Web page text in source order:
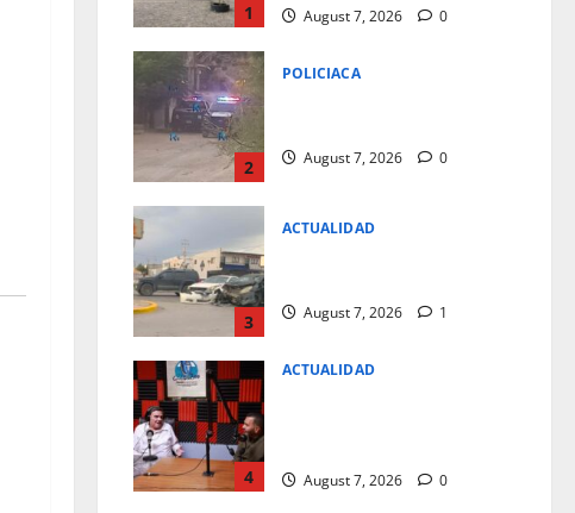
1 August 7, 2026 0
2
POLICIACA
August 7, 2026 0
3
ACTUALIDAD
August 7, 2026 1
4
ACTUALIDAD
August 7, 2026 0